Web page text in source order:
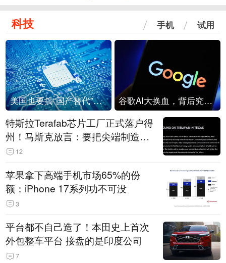
科技 手机 试用
美国也要搞“国产替代”？先算清三笔账 谷歌AI大换血，背后究竟发生了什么？
特斯拉Terafab芯片工厂正式落户得
州！马斯克放言：要把尖端制造带
回美国
12
苹果拿下高端手机市场65%的份
额：iPhone 17系列功不可没
3
平台都不自己造了！本田史上首次
外包整车平台 接盘的是印度公司
7